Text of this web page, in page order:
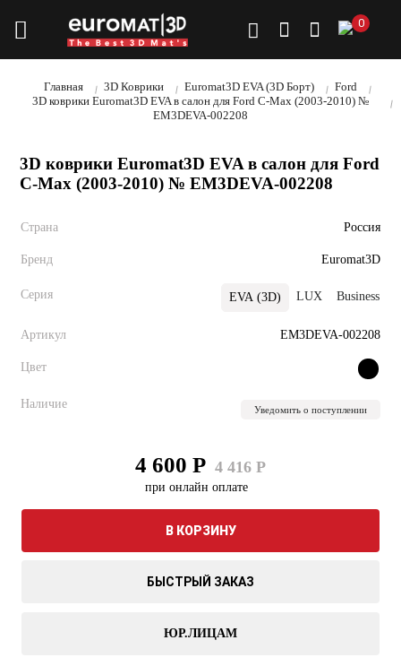
0
Главная 3D Коврики Euromat3D EVA (3D Борт)
Ford
3D коврики Euromat3D EVA в салон для Ford C-Max (2003-2010) №
EM3DEVA-002208
3D коврики Euromat3D EVA в салон для Ford
C-Max (2003-2010) № EM3DEVA-002208
Страна Россия
Бренд Euromat3D
Серия EVA (3D) LUX Business
Артикул EM3DEVA-002208
Цвет
Наличие Уведомить о поступлении
4 600 Р 4 416 Р
при онлайн оплате
В КОРЗИНУ
БЫСТРЫЙ ЗАКАЗ
ЮР.ЛИЦАМ